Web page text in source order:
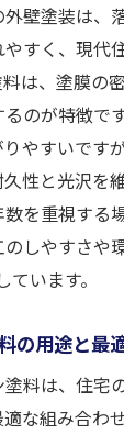
壁塗装は、
すく、現代
は、塗膜の
のが特徴で
やすいです
性と光沢を
を重視する
しやすさや
います。
の用途と最
料は、住宅
な組み合わ